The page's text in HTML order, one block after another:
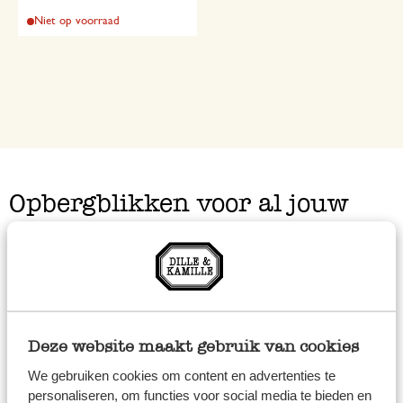
Deze website maakt gebruik van cookies
We gebruiken cookies om content en advertenties te
personaliseren, om functies voor social media te bieden en
Niet op voorraad
Opbergblikken voor al jouw
Opgeruimd staat netjes! Bewaar je ontbijtgranen, meel,
overzichtelijk én het staat mooi in je keuken, zeker met
een mooi en klassiek etiket er op.